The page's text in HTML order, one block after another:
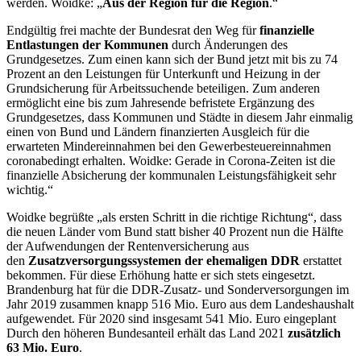
werden. Woidke: „Aus der Region für die Region.“
Endgültig frei machte der Bundesrat den Weg fürfinanzielle
Entlastungen der Kommunen durch Änderungen des
Grundgesetzes. Zum einen kann sich der Bund jetzt mit bis zu 74
Prozent an den Leistungen für Unterkunft und Heizung in der
Grundsicherung für Arbeitssuchende beteiligen. Zum anderen
ermöglicht eine bis zum Jahresende befristete Ergänzung des
Grundgesetzes, dass Kommunen und Städte in diesem Jahr einmalig
einen von Bund und Ländern finanzierten Ausgleich für die
erwarteten Mindereinnahmen bei den Gewerbesteuereinnahmen
coronabedingt erhalten. Woidke: Gerade in Corona-Zeiten ist die
finanzielle Absicherung der kommunalen Leistungsfähigkeit sehr
wichtig.“
Woidke begrüßte „als ersten Schritt in die richtige Richtung“, dass
die neuen Länder vom Bund statt bisher 40 Prozent nun die Hälfte
der Aufwendungen der Rentenversicherung aus
den Zusatzversorgungssystemen der ehemaligen DDR erstattet
bekommen. Für diese Erhöhung hatte er sich stets eingesetzt.
Brandenburg hat für die DDR-Zusatz- und Sonderversorgungen im
Jahr 2019 zusammen knapp 516 Mio. Euro aus dem Landeshaushalt
aufgewendet. Für 2020 sind insgesamt 541 Mio. Euro eingeplant
Durch den höheren Bundesanteil erhält das Land 2021 zusätzlich
63 Mio. Euro.